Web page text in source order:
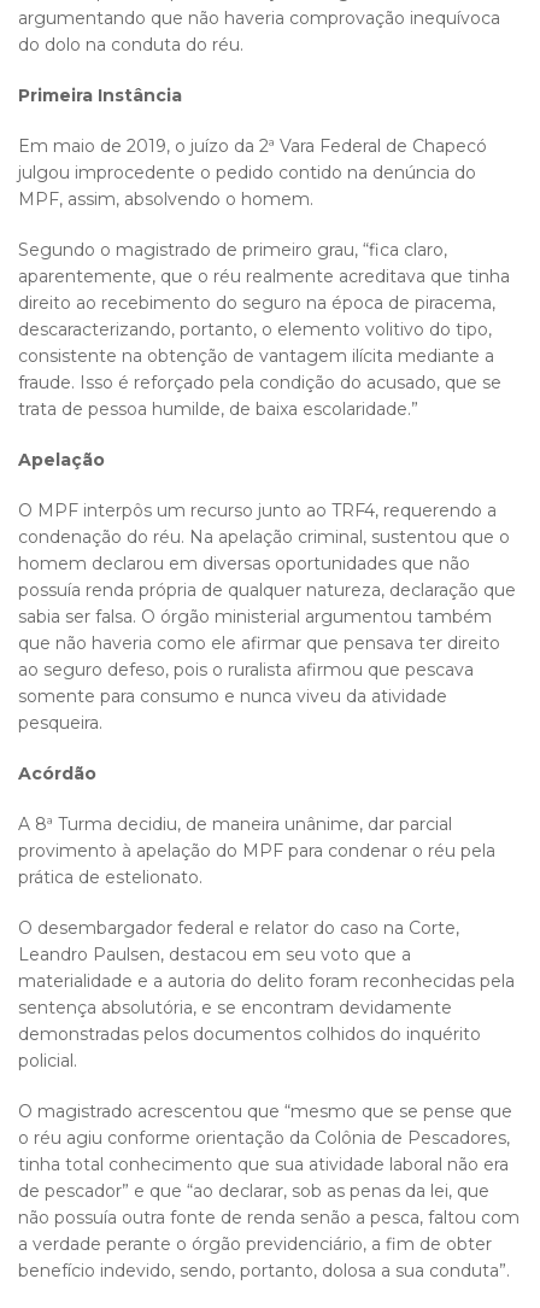
argumentando que não haveria comprovação inequívoca
do dolo na conduta do réu.
Primeira Instância
Em maio de 2019, o juízo da 2ª Vara Federal de Chapecó
julgou improcedente o pedido contido na denúncia do
MPF, assim, absolvendo o homem.
Segundo o magistrado de primeiro grau, “fica claro,
aparentemente, que o réu realmente acreditava que tinha
direito ao recebimento do seguro na época de piracema,
descaracterizando, portanto, o elemento volitivo do tipo,
consistente na obtenção de vantagem ilícita mediante a
fraude. Isso é reforçado pela condição do acusado, que se
trata de pessoa humilde, de baixa escolaridade.”
Apelação
O MPF interpôs um recurso junto ao TRF4, requerendo a
condenação do réu. Na apelação criminal, sustentou que o
homem declarou em diversas oportunidades que não
possuía renda própria de qualquer natureza, declaração que
sabia ser falsa. O órgão ministerial argumentou também
que não haveria como ele afirmar que pensava ter direito
ao seguro defeso, pois o ruralista afirmou que pescava
somente para consumo e nunca viveu da atividade
pesqueira.
Acórdão
A 8ª Turma decidiu, de maneira unânime, dar parcial
provimento à apelação do MPF para condenar o réu pela
prática de estelionato.
O desembargador federal e relator do caso na Corte,
Leandro Paulsen, destacou em seu voto que a
materialidade e a autoria do delito foram reconhecidas pela
sentença absolutória, e se encontram devidamente
demonstradas pelos documentos colhidos do inquérito
policial.
O magistrado acrescentou que “mesmo que se pense que
o réu agiu conforme orientação da Colônia de Pescadores,
tinha total conhecimento que sua atividade laboral não era
de pescador” e que “ao declarar, sob as penas da lei, que
não possuía outra fonte de renda senão a pesca, faltou com
a verdade perante o órgão previdenciário, a fim de obter
benefício indevido, sendo, portanto, dolosa a sua conduta”.